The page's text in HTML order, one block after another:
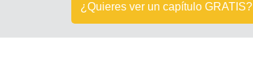
¿Quieres ver un capítulo GRATIS?